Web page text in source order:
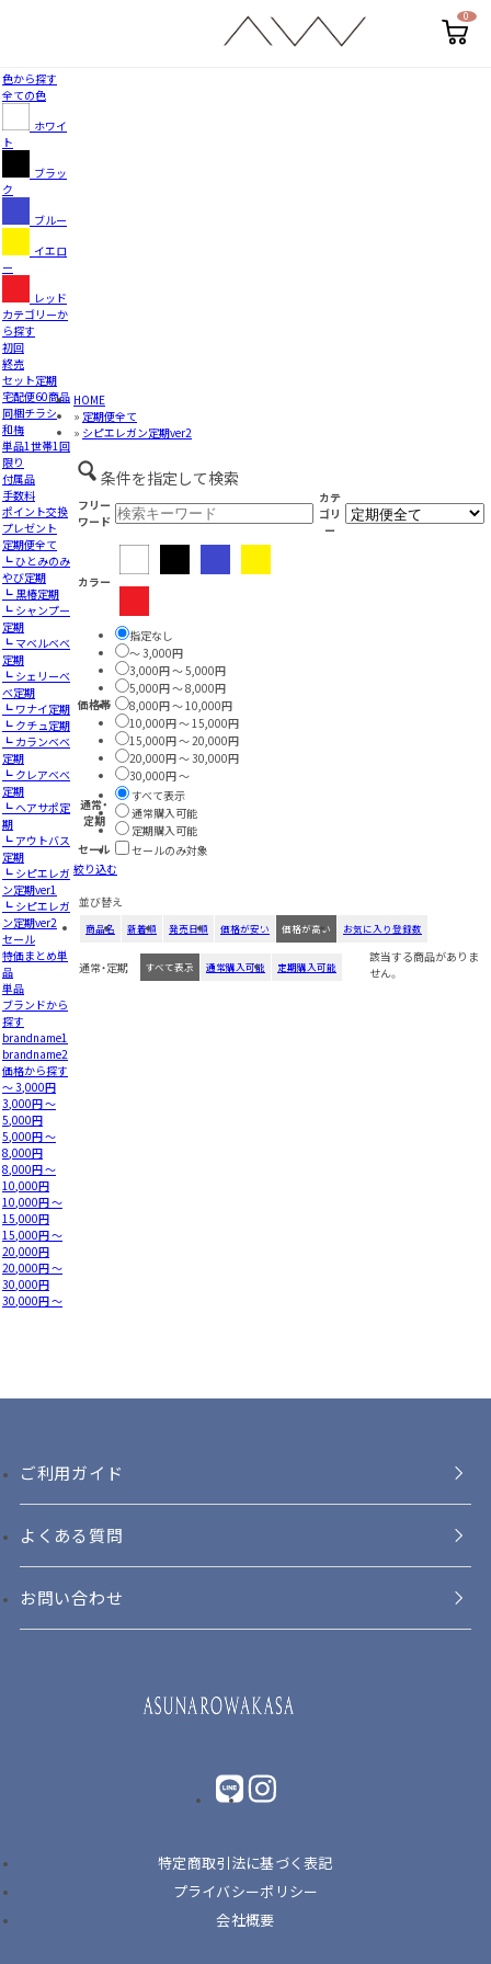
カ
0
色から探す
全ての色
ホワイ
ト
ブラッ
ク
ブルー
イエロ
ー
レッド
カテゴリーか
ら探す
初回
終売
セット定期
宅配便60商品
同梱チラシ
和梅
単品1世帯1回
限り
付属品
手数料
ポイント交換
プレゼント
定期便全て
┗ ひとみのみ
やび定期
┗ 黒椿定期
┗ シャンプー
定期
┗ マベルベベ
定期
┗ シェリーべ
べ定期
┗ ワナイ定期
┗ クチュ定期
┗ カランベベ
定期
┗ クレアべべ
定期
┗ ヘアサポ定
期
┗ アウトバス
定期
┗ シピエレガ
ン定期ver1
┗ シピエレガ
ン定期ver2
セール
特価まとめ単
品
単品
ブランドから
探す
brandname1
brandname2
価格から探す
～ 3,000円
3,000円 ～
5,000円
5,000円 ～
8,000円
8,000円 ～
10,000円
10,000円 ～
15,000円
15,000円 ～
20,000円
20,000円 ～
30,000円
30,000円 ～
HOME
» 定期便全て
» シピエレガン定期ver2
条件を指定して検索
フリー
ワード
カテ
ゴリ
ー
カラー
価格帯
指定なし
～ 3,000円
3,000円 ～ 5,000円
5,000円 ～ 8,000円
8,000円 ～ 10,000円
10,000円 ～ 15,000円
15,000円 ～ 20,000円
20,000円 ～ 30,000円
30,000円 ～
通常・
定期
すべて表示
通常購入可能
定期購入可能
セール
セールのみ対象
絞り込む
並び替え
商品名 新着順 発売日順 価格が安い 価格が高い お気に入り登録数
通常・定期 すべて表示 通常購入可能 定期購入可能
該当する商品がありま
せん。
ご利用ガイド
よくある質問
お問い合わせ
LINE instagram
特定商取引法に基づく表記
プライバシーポリシー
会社概要